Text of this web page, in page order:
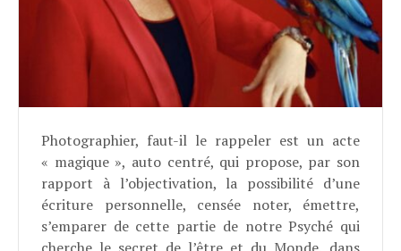
Photographier, faut-il le rappeler est un acte
« magique », auto centré, qui propose, par son
rapport à l’objectivation, la possibilité d’une
écriture personnelle, censée noter, émettre,
s’emparer de cette partie de notre Psyché qui